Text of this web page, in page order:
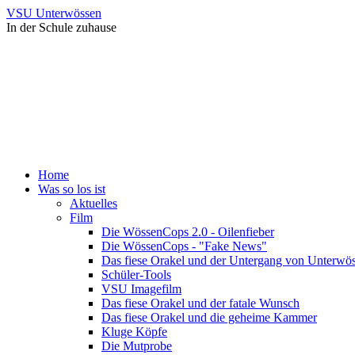
VSU Unterwössen
In der Schule zuhause
Home
Was so los ist
Aktuelles
Film
Die WössenCops 2.0 - Oilenfieber
Die WössenCops - "Fake News"
Das fiese Orakel und der Untergang von
Schüler-Tools
VSU Imagefilm
Das fiese Orakel und der fatale Wunsch
Das fiese Orakel und die geheime Kammer
Kluge Köpfe
Die Mutprobe